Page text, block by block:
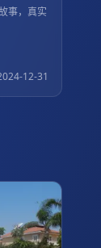
事，真实
12-31